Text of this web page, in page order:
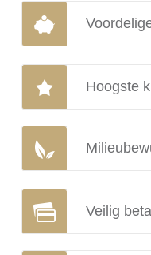
Hoogste
Veilig